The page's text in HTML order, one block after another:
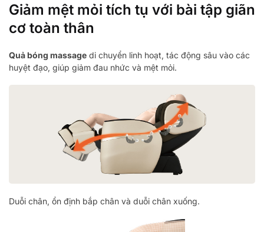
Giảm mệt mỏi tích tụ với bài tập giãn
cơ toàn thân
Quả bóng massage di chuyển linh hoạt, tác động sâu vào các
huyệt đạo, giúp giảm đau nhức và mệt mỏi.
Duỗi chân, ổn định bắp chân và duỗi chân xuống.